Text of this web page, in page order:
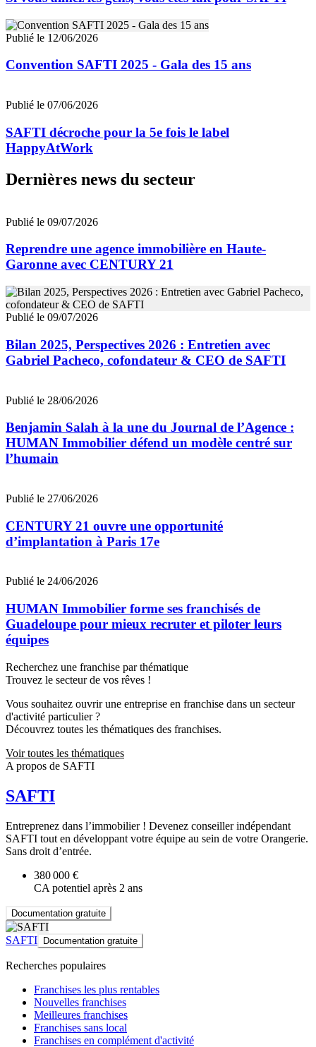
Publié le 12/06/2026
Convention SAFTI 2025 - Gala des 15 ans
Publié le 07/06/2026
SAFTI décroche pour la 5e fois le label
HappyAtWork
Dernières news du secteur
Publié le 09/07/2026
Reprendre une agence immobilière en Haute-
Garonne avec CENTURY 21
Publié le 09/07/2026
Bilan 2025, Perspectives 2026 : Entretien avec
Gabriel Pacheco, cofondateur & CEO de SAFTI
Publié le 28/06/2026
Benjamin Salah à la une du Journal de l’Agence :
HUMAN Immobilier défend un modèle centré sur
l’humain
Publié le 27/06/2026
CENTURY 21 ouvre une opportunité
d’implantation à Paris 17e
Publié le 24/06/2026
HUMAN Immobilier forme ses franchisés de
Guadeloupe pour mieux recruter et piloter leurs
équipes
Recherchez une franchise par thématique
Trouvez le secteur de vos rêves !
Vous souhaitez ouvrir une entreprise en franchise dans un secteur
d'activité particulier ?
Découvrez toutes les thématiques des franchises.
Voir toutes les thématiques
A propos de SAFTI
SAFTI
Entreprenez dans l’immobilier ! Devenez conseiller indépendant
SAFTI tout en développant votre équipe au sein de votre Orangerie.
Sans droit d’entrée.
380 000 €
CA potentiel après 2 ans
Documentation gratuite
SAFTI Documentation gratuite
Recherches populaires
Franchises les plus rentables
Nouvelles franchises
Meilleures franchises
Franchises sans local
Franchises en complément d'activité